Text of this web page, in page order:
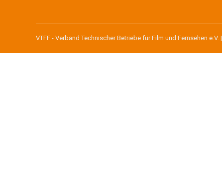
VTFF - Verband Technischer Betriebe für Film und Fernsehen e.V. |